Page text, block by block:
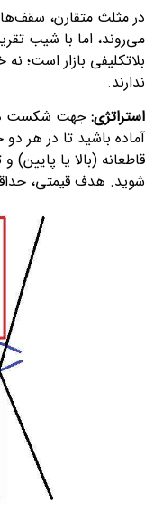
در مثلث متقارن، سقف‌ها
می‌روند، اما با شیب
بلاتکلیفی بازار است؛
ندارند.
استراتژی: جهت شکست در
آماده باشید تا در هر
قاطعانه (بالا یا
شوید. هدف قیمتی،